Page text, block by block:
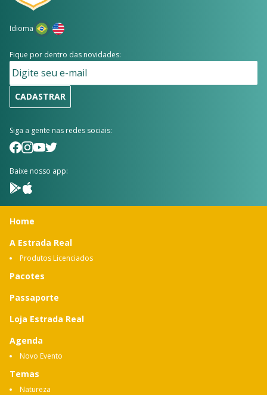
Idioma
Fique por dentro das novidades:
CADASTRAR
Siga a gente nas redes sociais:
Baixe nosso app:
Home
A Estrada Real
Produtos Licenciados
Pacotes
Passaporte
Loja Estrada Real
Agenda
Novo Evento
Temas
Natureza